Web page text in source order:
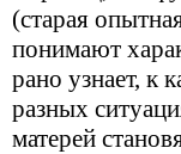
(старая
понимают
рано узнает, к
разных
матерей